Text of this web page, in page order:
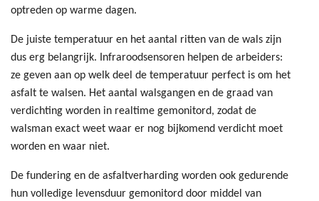
optreden op warme dagen.
De juiste temperatuur en het aantal ritten van de wals zijn
dus erg belangrijk. Infraroodsensoren helpen de arbeiders:
ze geven aan op welk deel de temperatuur perfect is om het
asfalt te walsen. Het aantal walsgangen en de graad van
verdichting worden in realtime gemonitord, zodat de
walsman exact weet waar er nog bijkomend verdicht moet
worden en waar niet.
De fundering en de asfaltverharding worden ook gedurende
hun volledige levensduur gemonitord door middel van